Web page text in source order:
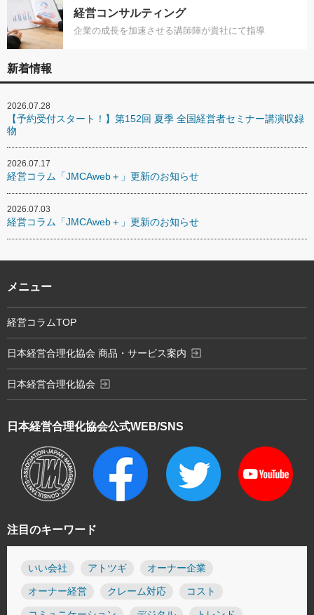
経営コンサルティング
企業の成長を加速させる講師陣が貴社にて指導
新着情報
2026.07.28
【予約受付スタート！】第152回 夏季 全国経営者セミナー講演収録
物
2026.07.17
経営コラム「JMCAweb＋」更新のお知らせ
2026.07.03
経営コラム「JMCAweb＋」更新のお知らせ
注目のキーワード
いい会社 アトツギ オーナー企業
オーナー経営 クレーム対応 コスト
日本経営合理化協会公式WEB/SNS
メニュー
経営コラムTOP
日本経営合理化協会 商品・サービス案内 exit_to_app
日本経営合理化協会 exit_to_app